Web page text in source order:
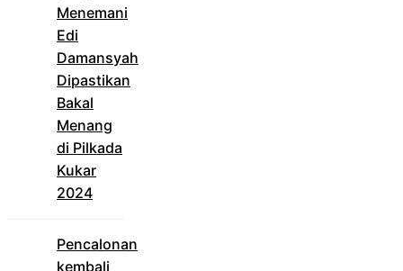
Menemani
Edi
Damansyah
Dipastikan
Bakal
Menang
di Pilkada
Kukar
2024
Pencalonan
kembali